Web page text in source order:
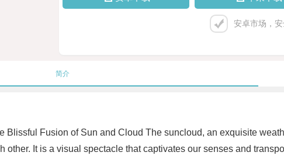
安卓市场，安
简介
Blissful Fusion of Sun and Cloud The suncloud, an exquisite
other. It is a visual spectacle that captivates our senses and